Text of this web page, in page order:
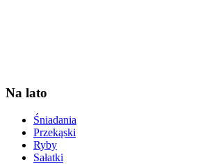
Na lato
Śniadania
Przekąski
Ryby
Sałatki